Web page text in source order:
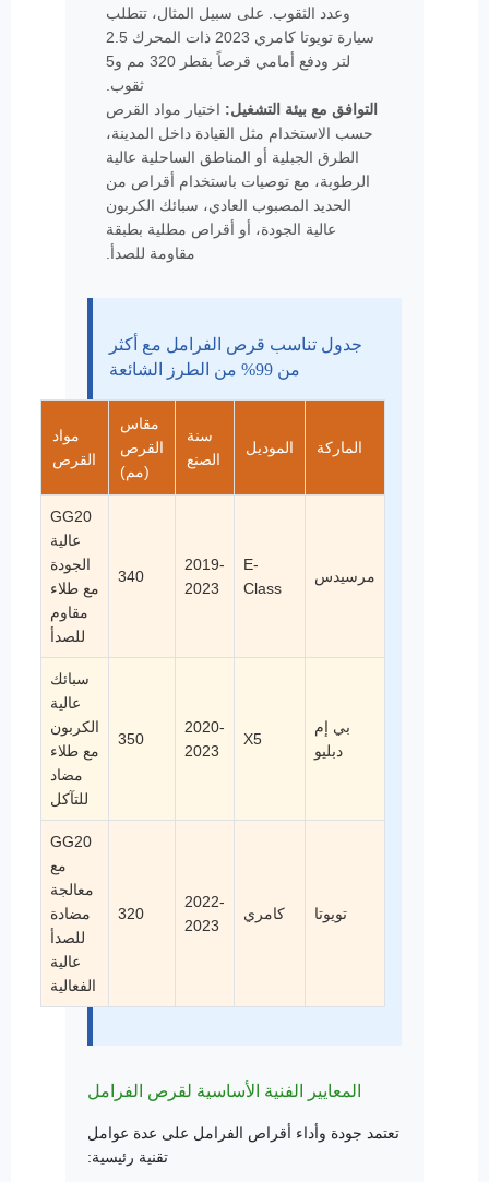
وعدد الثقوب. على سبيل المثال، تتطلب
سيارة تويوتا كامري 2023 ذات المحرك 2.5
لتر ودفع أمامي قرصاً بقطر 320 مم و5
ثقوب.
التوافق مع بيئة التشغيل: اختيار مواد القرص
حسب الاستخدام مثل القيادة داخل المدينة،
الطرق الجبلية أو المناطق الساحلية عالية
الرطوبة، مع توصيات باستخدام أقراص من
الحديد المصبوب العادي، سبائك الكربون
عالية الجودة، أو أقراص مطلية بطبقة
مقاومة للصدأ.
جدول تناسب قرص الفرامل مع أكثر
من 99% من الطرز الشائعة
الماركة الموديل
سنة
الصنع
مقاس
القرص
(مم)
مواد
القرص
مرسيدس
E-
Class
2019-
2023
340
GG20
عالية
الجودة
مع طلاء
مقاوم
للصدأ
بي إم
دبليو
X5
2020-
2023
350
سبائك
عالية
الكربون
مع طلاء
مضاد
للتآكل
تويوتا كامري
2022-
2023
320
GG20
مع
معالجة
مضادة
للصدأ
عالية
الفعالية
المعايير الفنية الأساسية لقرص الفرامل
تعتمد جودة وأداء أقراص الفرامل على عدة عوامل
تقنية رئيسية: